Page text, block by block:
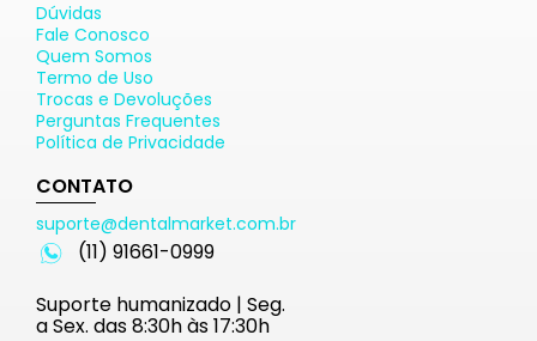
Dúvidas
Fale Conosco
Quem Somos
Termo de Uso
Trocas e Devoluções
Perguntas Frequentes
Política de Privacidade
CONTATO
suporte@dentalmarket.com.br
(11) 91661-0999
Suporte humanizado | Seg.
a Sex. das 8:30h às 17:30h